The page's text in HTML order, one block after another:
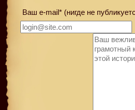
Ваш e-mail* (нигде не